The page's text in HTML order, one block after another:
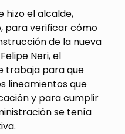
hizo el alcalde,
para verificar cómo
de la nueva
Neri, el
trabaja para que
lineamientos que
y para cumplir
se tenía